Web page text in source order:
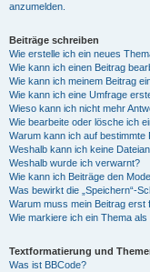
anzumelden.
Beiträge schreiben
Wie erstelle ich ein neues
Wie kann ich einen Beitrag
Wie kann ich meinem Beitrag
Wie kann ich eine Umfrage
Wieso kann ich nicht mehr
Wie bearbeite oder lösche ich
Warum kann ich auf bestimmte
Weshalb kann ich keine
Weshalb wurde ich verwarnt?
Wie kann ich Beiträge den
Was bewirkt die „Speichern“-
Warum muss mein Beitrag erst
Wie markiere ich ein Thema als
Textformatierung und
Was ist BBCode?